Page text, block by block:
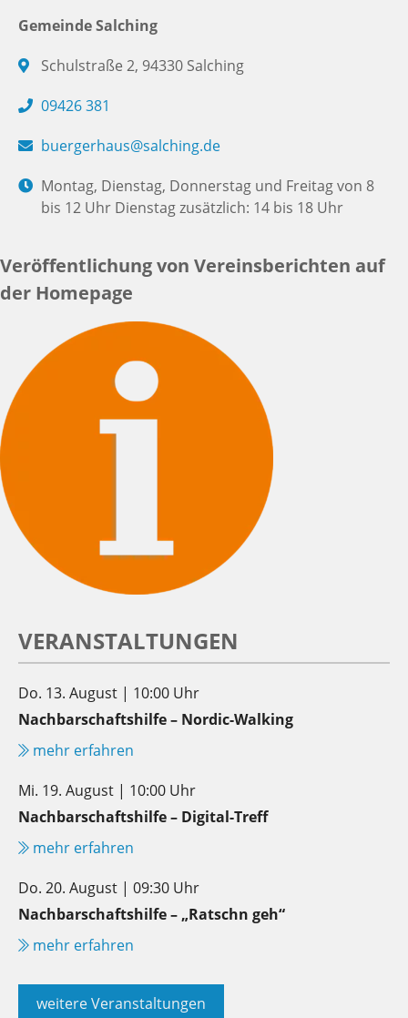
Gemeinde Salching
Schulstraße 2, 94330 Salching
09426 381
buergerhaus@salching.de
Montag, Dienstag, Donnerstag und Freitag von 8
bis 12 Uhr Dienstag zusätzlich: 14 bis 18 Uhr
Veröffentlichung von Vereinsberichten auf
der Homepage
VERANSTALTUNGEN
Do. 13. August | 10:00 Uhr
Nachbarschaftshilfe – Nordic-Walking
mehr erfahren
Mi. 19. August | 10:00 Uhr
Nachbarschaftshilfe – Digital-Treff
mehr erfahren
Do. 20. August | 09:30 Uhr
Nachbarschaftshilfe – „Ratschn geh“
mehr erfahren
weitere Veranstaltungen